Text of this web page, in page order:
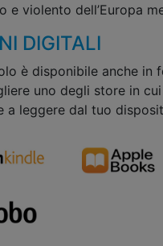
e violento dell’Europa
DIGITALI
è disponibile anche in
uno degli store in
a leggere dal tuo